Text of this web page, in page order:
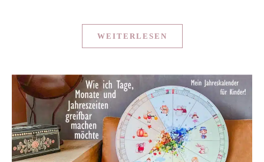
WEITERLESEN